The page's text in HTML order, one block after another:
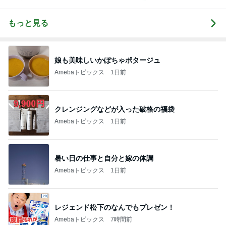
もっと見る
娘も美味しいかぼちゃポタージュ
Amebaトピックス 1日前
クレンジングなどが入った破格の福袋
Amebaトピックス 1日前
暑い日の仕事と自分と嫁の体調
Amebaトピックス 1日前
レジェンド松下のなんでもプレゼン！
Amebaトピックス 7時間前